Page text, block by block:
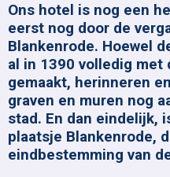
Ons hotel is nog een
eerst nog door de
Blankenrode. Hoewel
al in 1390 volledig met
gemaakt, herinneren
graven en muren nog
stad. En dan eindelijk,
plaatsje Blankenrode,
eindbestemming van